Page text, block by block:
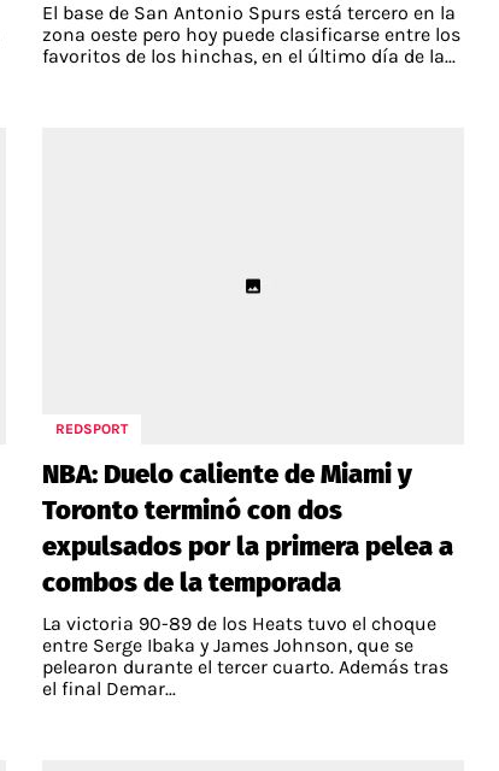
El base de San Antonio Spurs está tercero en la
zona oeste pero hoy puede clasificarse entre los
favoritos de los hinchas, en el último día de la...
REDSPORT
NBA: Duelo caliente de Miami y
Toronto terminó con dos
expulsados por la primera pelea a
combos de la temporada
La victoria 90-89 de los Heats tuvo el choque
entre Serge Ibaka y James Johnson, que se
pelearon durante el tercer cuarto. Además tras
el final Demar...